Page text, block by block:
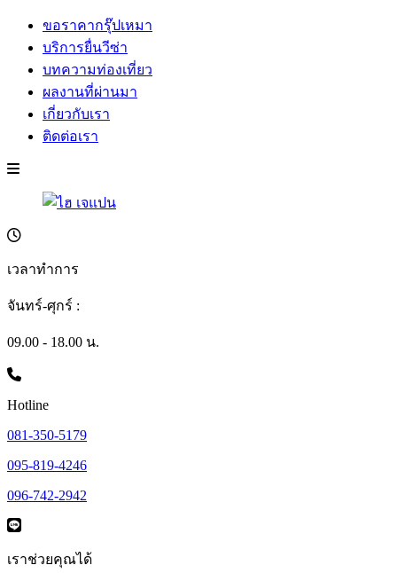
ขอราคากรุ๊ปเหมา
บริการยื่นวีซ่า
บทความท่องเที่ยว
ผลงานที่ผ่านมา
เกี่ยวกับเรา
ติดต่อเรา
เวลาทำการ
จันทร์-ศุกร์ :
09.00 - 18.00 น.
Hotline
081-350-5179
095-819-4246
096-742-2942
เราช่วยคุณได้